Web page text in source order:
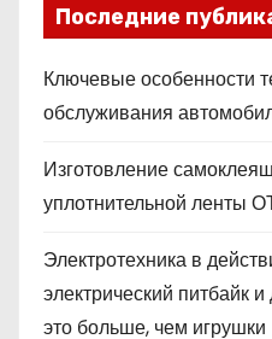
Последние
Ключевые особенности
обслуживания
Изготовление
уплотнительной ленты
Электротехника в
электрический питбайк
это больше, чем игрушки